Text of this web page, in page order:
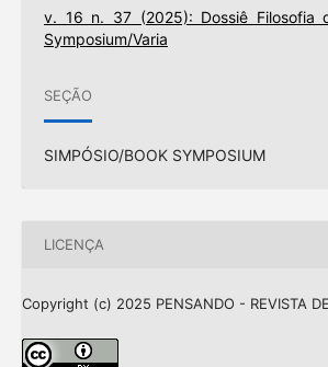
v. 16 n. 37 (2025): Dossiê Filosofia
Symposium/Varia
SEÇÃO
SIMPÓSIO/BOOK SYMPOSIUM
LICENÇA
Copyright (c) 2025 PENSANDO - REVISTA